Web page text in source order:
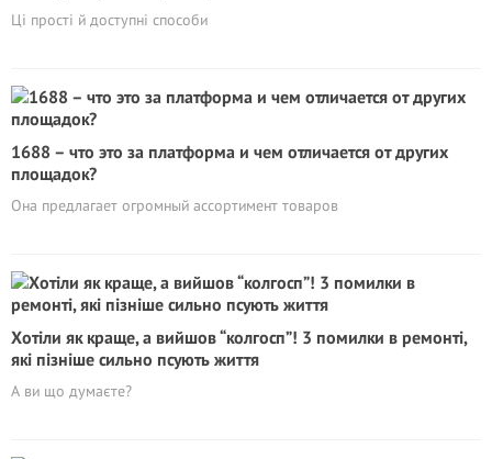
Ці прості й доступні способи
1688 – что это за платформа и чем отличается от других
площадок?
Она предлагает огромный ассортимент товаров
Хотіли як краще, а вийшов “колгосп”! 3 помилки в ремонті,
які пізніше сильно псують життя
А ви що думаєте?